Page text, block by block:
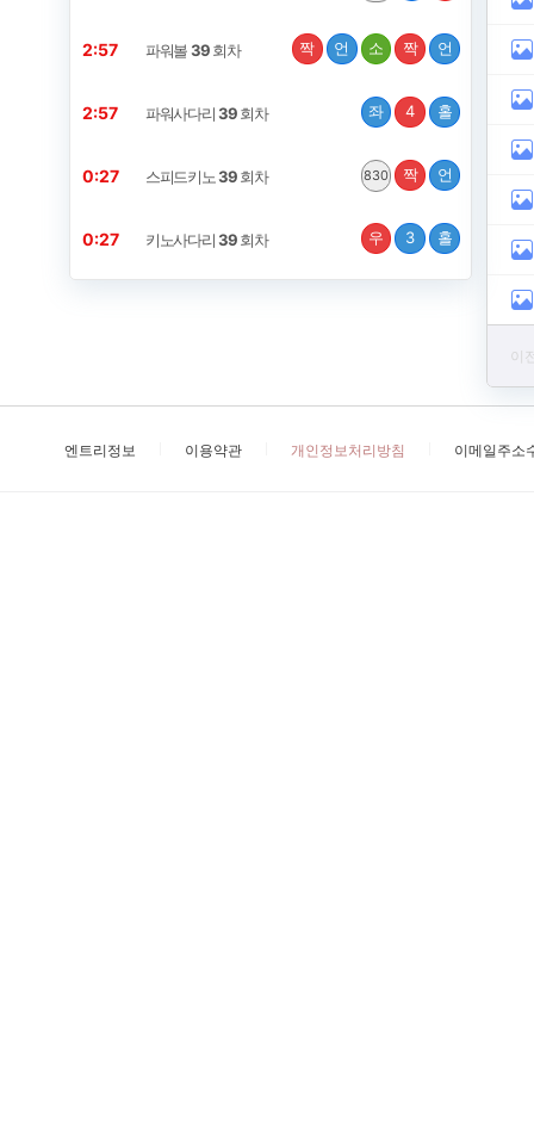
2:56 파워볼39회차 짝 언 소 짝 언
2:56 파워사다리39회차 좌 4 홀
0:26 스피드키노39회차 830 짝 언
0:26 키노사다리39회차 우 3 홀
이
엔트리정보 이용약관 개인정보처리방침 이메일주소